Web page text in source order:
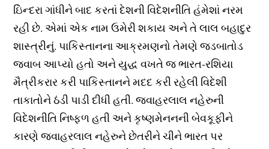
ઇિંન્દરા ગાંધીને બાદ કરતાં દેશની વિદેશનીતિ હંમેશાં નરમ
રહી છે. એમાં એક નામ ઉમેરી શકાય અને તે લાલ બહાદુર
શાસ્ત્રીનું. પાકિસ્તાનના આક્રમણનો તેમણે જડબાતોડ
જવાબ આપ્યો હતો અને યુદ્ધ વખતે જ ભારત-રશિયા
મૈત્રીકરાર કરી પાકિસ્તાનને મદદ કરી રહેલી વિદેશી
તાકાતોને ઠંડી પાડી દીધી હતી. જવાહરલાલ નહેરુની
વિદેશનીતિ નિષ્ફળ હતી અને કૃષ્ણમેનનની બેવકૂફીને
કારણે જવાહરલાલ નહેરુને છેતરીને ચીને ભારત પર